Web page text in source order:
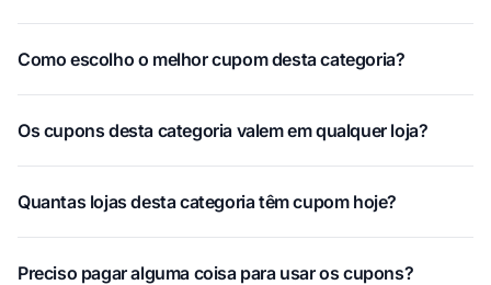
Como escolho o melhor cupom desta categoria?
Os cupons desta categoria valem em qualquer loja?
Quantas lojas desta categoria têm cupom hoje?
Preciso pagar alguma coisa para usar os cupons?